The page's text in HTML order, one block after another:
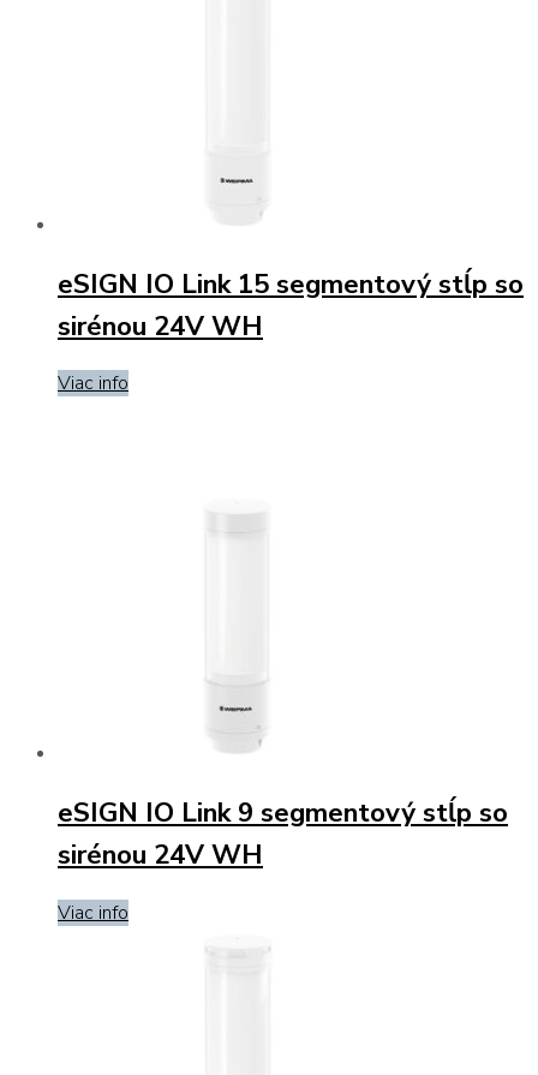
eSIGN IO Link 15 segmentový stĺp so
sirénou 24V WH
Viac info
eSIGN IO Link 9 segmentový stĺp so
sirénou 24V WH
Viac info